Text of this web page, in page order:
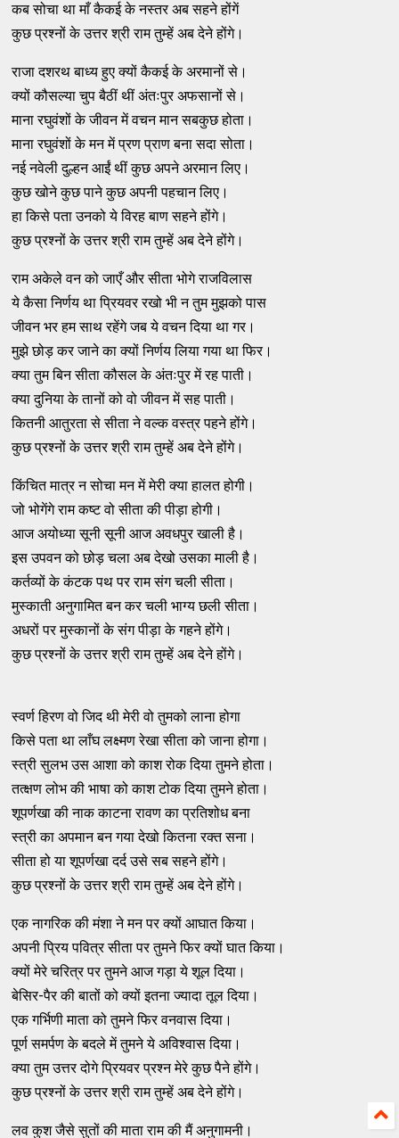
कब सोचा था माँ कैकई के नस्तर अब सहने होंगें
कुछ प्रश्नों के उत्तर श्री राम तुम्हें अब देने होंगे।
राजा दशरथ बाध्य हुए क्यों कैकई के अरमानों से।
क्यों कौसल्या चुप बैठीं थीं अंतःपुर अफसानों से।
माना रघुवंशों के जीवन में वचन मान सबकुछ होता।
माना रघुवंशों के मन में प्रण प्राण बना सदा सोता।
नई नवेली दुल्हन आईं थीं कुछ अपने अरमान लिए।
कुछ खोने कुछ पाने कुछ अपनी पहचान लिए।
हा किसे पता उनको ये विरह बाण सहने होंगे।
कुछ प्रश्नों के उत्तर श्री राम तुम्हें अब देने होंगे।
राम अकेले वन को जाएँ और सीता भोगे राजविलास
ये कैसा निर्णय था प्रियवर रखो भी न तुम मुझको पास
जीवन भर हम साथ रहेंगे जब ये वचन दिया था गर।
मुझे छोड़ कर जाने का क्यों निर्णय लिया गया था फिर।
क्या तुम बिन सीता कौसल के अंतःपुर में रह पाती।
क्या दुनिया के तानों को वो जीवन में सह पाती।
कितनी आतुरता से सीता ने वल्क वस्त्र पहने होंगे।
कुछ प्रश्नों के उत्तर श्री राम तुम्हें अब देने होंगे।
किंचित मात्र न सोचा मन में मेरी क्या हालत होगी।
जो भोगेंगे राम कष्ट वो सीता की पीड़ा होगी।
आज अयोध्या सूनी सूनी आज अवधपुर खाली है।
इस उपवन को छोड़ चला अब देखो उसका माली है।
कर्तव्यों के कंटक पथ पर राम संग चली सीता।
मुस्काती अनुगामित बन कर चली भाग्य छली सीता।
अधरों पर मुस्कानों के संग पीड़ा के गहने होंगे।
कुछ प्रश्नों के उत्तर श्री राम तुम्हें अब देने होंगे।
स्वर्ण हिरण वो जिद थी मेरी वो तुमको लाना होगा
किसे पता था लाँघ लक्ष्मण रेखा सीता को जाना होगा।
स्त्री सुलभ उस आशा को काश रोक दिया तुमने होता।
तत्क्षण लोभ की भाषा को काश टोक दिया तुमने होता।
शूपर्णखा की नाक काटना रावण का प्रतिशोध बना
स्त्री का अपमान बन गया देखो कितना रक्त सना।
सीता हो या शूपर्णखा दर्द उसे सब सहने होंगे।
कुछ प्रश्नों के उत्तर श्री राम तुम्हें अब देने होंगे।
एक नागरिक की मंशा ने मन पर क्यों आघात किया।
अपनी प्रिय पवित्र सीता पर तुमने फिर क्यों घात किया।
क्यों मेरे चरित्र पर तुमने आज गड़ा ये शूल दिया।
बेसिर-पैर की बातों को क्यों इतना ज्यादा तूल दिया।
एक गर्भिणी माता को तुमने फिर वनवास दिया।
पूर्ण समर्पण के बदले में तुमने ये अविश्वास दिया।
क्या तुम उत्तर दोगे प्रियवर प्रश्न मेरे कुछ पैने होंगे।
कुछ प्रश्नों के उत्तर श्री राम तुम्हें अब देने होंगे।
लव कुश जैसे सुतों की माता राम की मैं अनुगामनी।